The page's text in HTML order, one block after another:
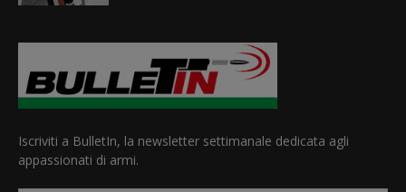
Iscriviti a BulletIn, la newsletter settimanale dedicata agli
appassionati di armi.